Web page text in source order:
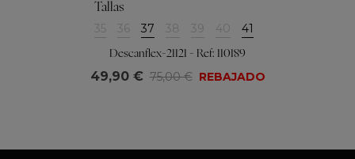
Tallas
35 36 37 38 39 40 41
Descanflex-21121 - Ref: 110189
49,90 € 75,00 € REBAJADO